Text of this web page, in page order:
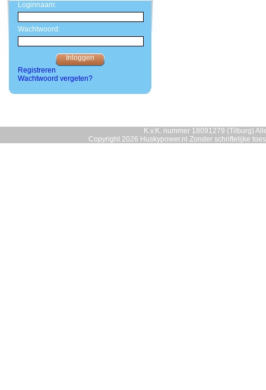
Loginnaam:
Wachtwoord:
Registreren
Wachtwoord vergeten?
K.v.K. nummer 18091279 (Tilburg)
Copyright 2026 Huskypower.nl Zonder schriftelijke